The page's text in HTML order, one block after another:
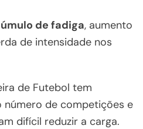
de fadiga, aumento
de intensidade nos
de Futebol tem
número de competições e
difícil reduzir a carga.